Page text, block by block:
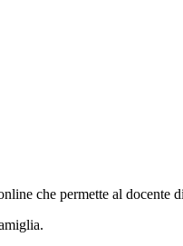
che permette al